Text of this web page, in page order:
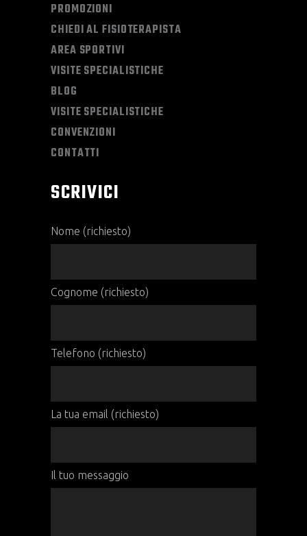
PROMOZIONI
CHIEDI AL FISIOTERAPISTA
AREA SPORTIVI
VISITE SPECIALISTICHE
BLOG
VISITE SPECIALISTICHE
CONVENZIONI
CONTATTI
SCRIVICI
Nome (richiesto)
Cognome (richiesto)
Telefono (richiesto)
La tua email (richiesto)
Il tuo messaggio